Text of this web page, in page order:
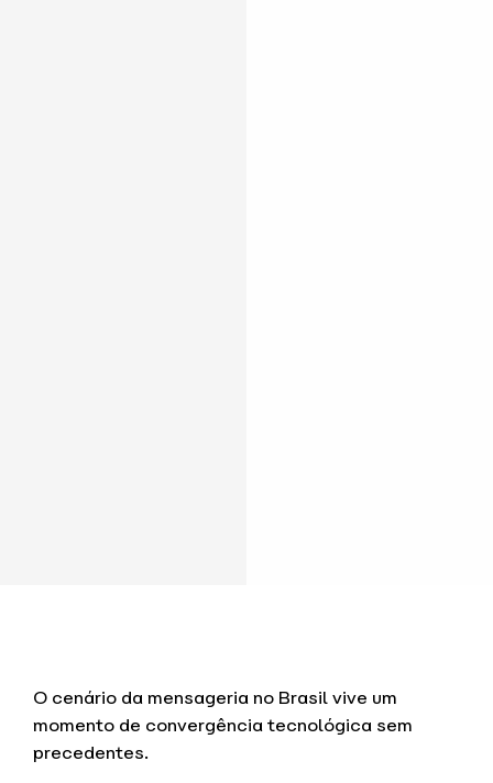
O cenário da mensageria no Brasil vive um
momento de convergência tecnológica sem
precedentes.